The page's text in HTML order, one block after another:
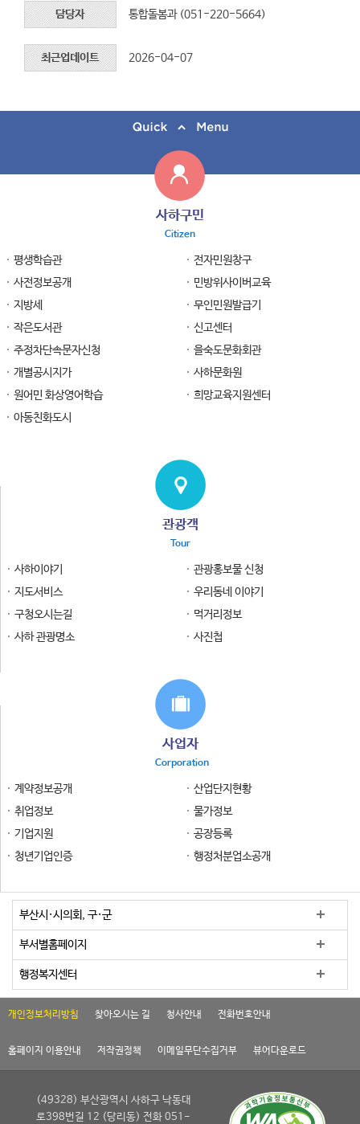
담당자 통합돌봄과 (051-220-5664)
최근업데이트 2026-04-07
사하구민
Citizen
평생학습관
전자민원창구
사전정보공개
민방위사이버교육
지방세
무인민원발급기
작은도서관
신고센터
주정차단속문자신청
을숙도문화회관
개별공시지가
사하문화원
원어민 화상영어학습
희망교육지원센터
아동친화도시
관광객
Tour
사하이야기
관광홍보물 신청
지도서비스
우리동네 이야기
구청오시는길
먹거리정보
사하 관광명소
사진첩
사업자
Corporation
계약정보공개
산업단지현황
취업정보
물가정보
기업지원
공장등록
청년기업인증
행정처분업소공개
부산시·시의회, 구·군
부서별홈페이지
행정복지센터
개인정보처리방침 찾아오시는 길 청사안내 전화번호안내
홈페이지 이용안내 저작권정책 이메일무단수집거부 뷰어다운로드
(49328) 부산광역시 사하구 낙동대
로398번길 12 (당리동) 전화 051-